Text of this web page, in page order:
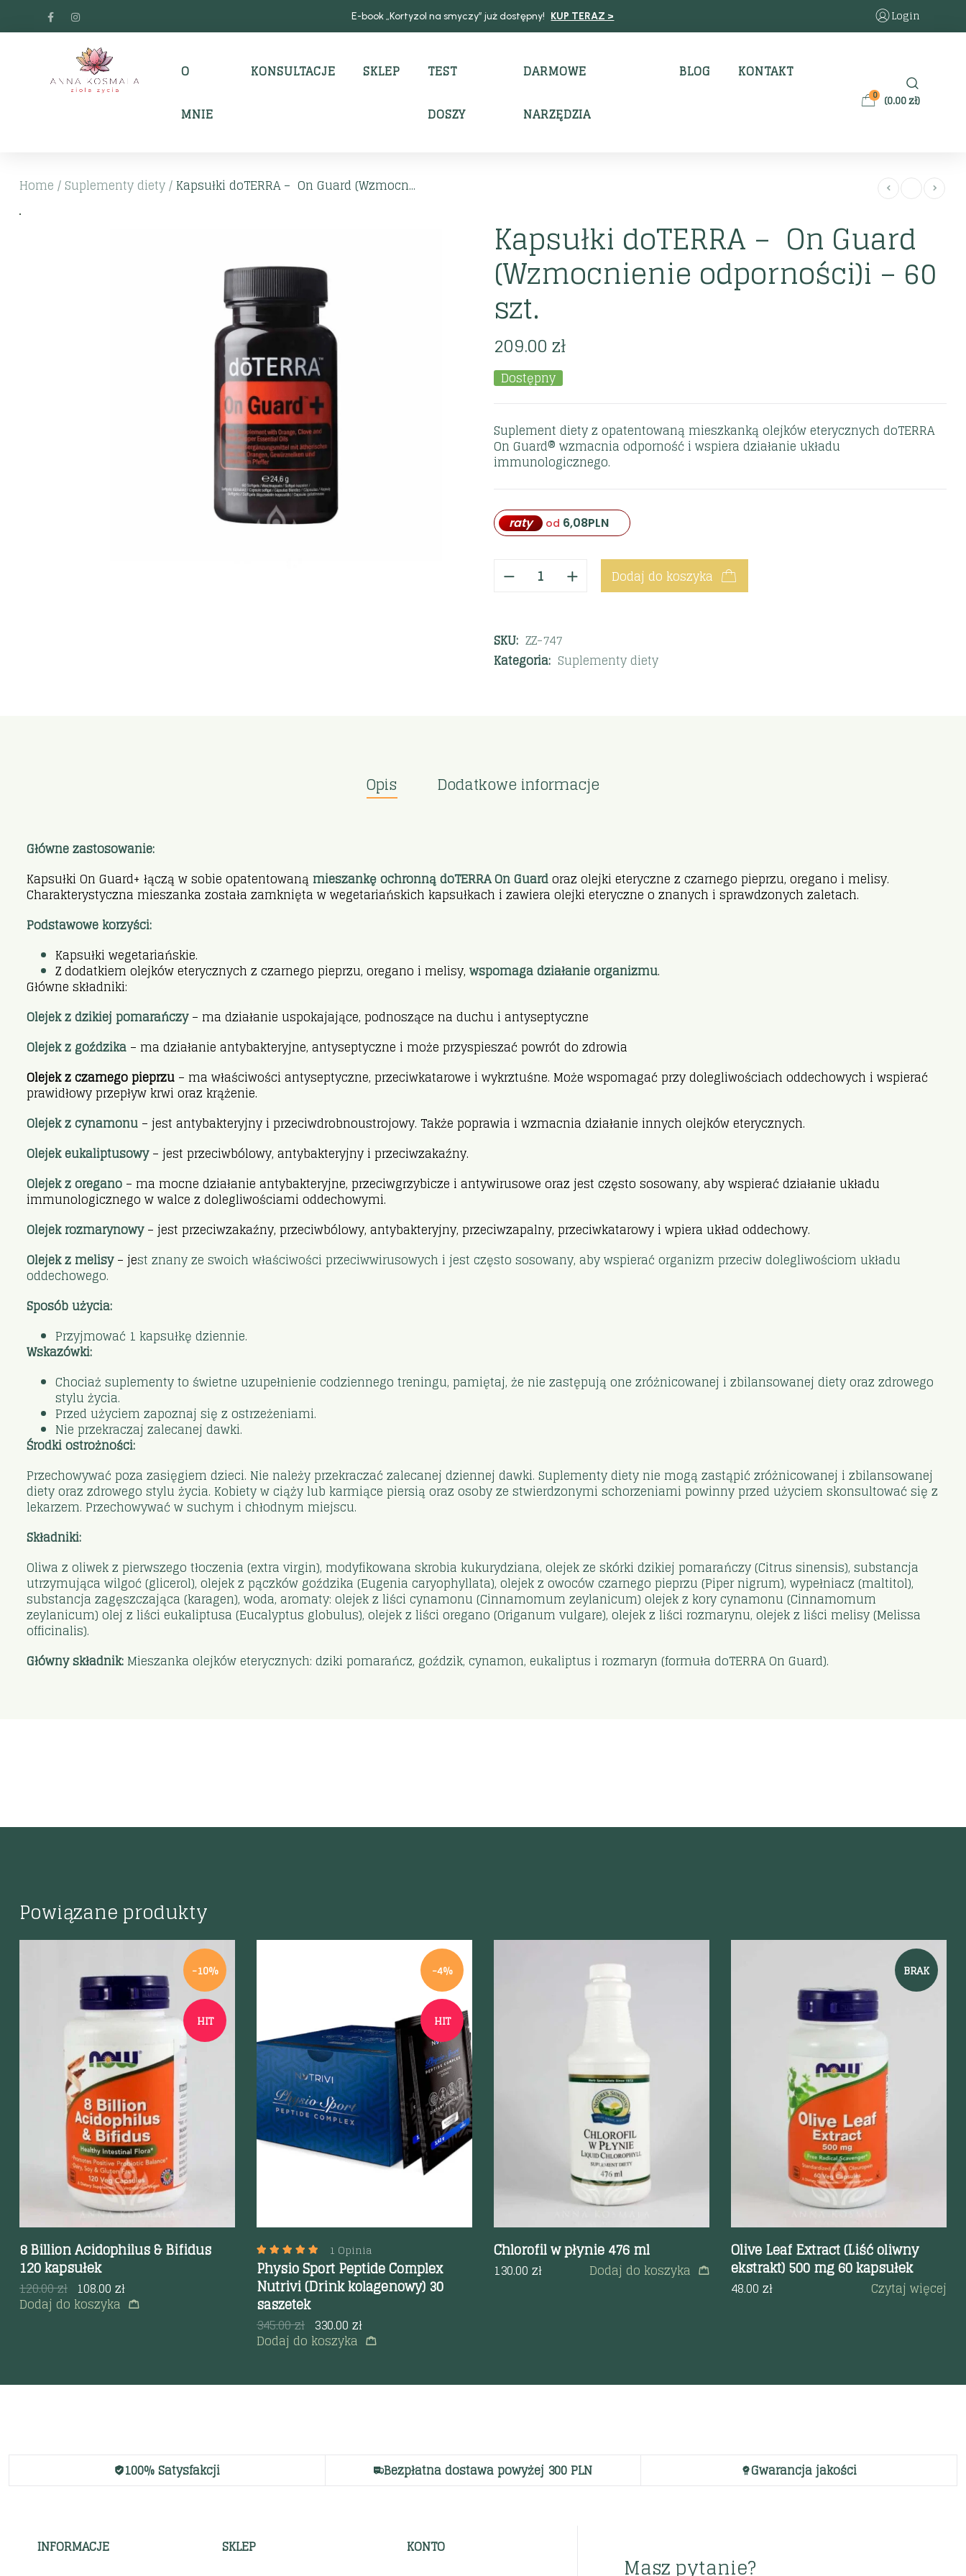
E-book „Kortyzol na smyczy” już dostępny! KUP TERAZ > Login
O
MNIE
KONSULTACJE SKLEP TEST
DOSZY
DARMOWE
NARZĘDZIA
BLOG KONTAKT
0 (0.00zł)
Home / Suplementy diety/ Kapsułki doTERRA – On Guard (Wzmocn...
Kapsułki doTERRA – On Guard
(Wzmocnienie odporności)i – 60
szt.
209.00zł
Dostępny
Suplement diety z opatentowaną mieszkanką olejków eterycznych doTERRA
On Guard® wzmacnia odporność i wspiera działanie układu
immunologicznego.
raty od 6,08PLN
Dodaj do koszyka
SKU: ZZ-747
Kategoria: Suplementy diety
Opis Dodatkowe informacje
Główne zastosowanie:
Kapsułki On Guard+ łączą w sobie opatentowaną mieszankę ochronną doTERRA On Guardoraz olejki eteryczne z czarnego pieprzu, oregano i melisy.
Charakterystyczna mieszanka została zamknięta w wegetariańskich kapsułkach i zawiera olejki eteryczne o znanych i sprawdzonych zaletach.
Podstawowe korzyści:
Kapsułki wegetariańskie.
Z dodatkiem olejków eterycznych z czarnego pieprzu, oregano i melisy, wspomaga działanie organizmu.
Główne składniki:
Olejek z dzikiej pomarańczy – ma działanie uspokajające, podnoszące na duchu i antyseptyczne
Olejek z goździka – ma działanie antybakteryjne, antyseptyczne i może przyspieszać powrót do zdrowia
Olejek z czarnego pieprzu – ma właściwości antyseptyczne, przeciwkatarowe i wykrztuśne. Może wspomagać przy dolegliwościach oddechowych i wspierać
prawidłowy przepływ krwi oraz krążenie.
Olejek z cynamonu – jest antybakteryjny i przeciwdrobnoustrojowy. Także poprawia i wzmacnia działanie innych olejków eterycznych.
Olejek eukaliptusowy– jest przeciwbólowy, antybakteryjny i przeciwzakaźny.
Olejek z oregano – ma mocne działanie antybakteryjne, przeciwgrzybicze i antywirusowe oraz jest często sosowany, aby wspierać działanie układu
immunologicznego w walce z dolegliwościami oddechowymi.
Olejek rozmarynowy– jest przeciwzakaźny, przeciwbólowy, antybakteryjny, przeciwzapalny, przeciwkatarowy i wpiera układ oddechowy.
Olejek z melisy – jest znany ze swoich właściwości przeciwwirusowych i jest często sosowany, aby wspierać organizm przeciw dolegliwościom układu
oddechowego.
Sposób użycia:
Przyjmować 1 kapsułkę dziennie.
Wskazówki:
Chociaż suplementy to świetne uzupełnienie codziennego treningu, pamiętaj, że nie zastępują one zróżnicowanej i zbilansowanej diety oraz zdrowego
stylu życia.
Przed użyciem zapoznaj się z ostrzeżeniami.
Nie przekraczaj zalecanej dawki.
Środki ostrożności:
Przechowywać poza zasięgiem dzieci. Nie należy przekraczać zalecanej dziennej dawki. Suplementy diety nie mogą zastąpić zróżnicowanej i zbilansowanej
diety oraz zdrowego stylu życia. Kobiety w ciąży lub karmiące piersią oraz osoby ze stwierdzonymi schorzeniami powinny przed użyciem skonsultować się z
lekarzem. Przechowywać w suchym i chłodnym miejscu.
Składniki:
Oliwa z oliwek z pierwszego tłoczenia (extra virgin), modyfikowana skrobia kukurydziana, olejek ze skórki dzikiej pomarańczy (Citrus sinensis), substancja
utrzymująca wilgoć (glicerol), olejek z pączków goździka (Eugenia caryophyllata), olejek z owoców czarnego pieprzu (Piper nigrum), wypełniacz (maltitol),
substancja zagęszczająca (karagen), woda, aromaty: olejek z liści cynamonu (Cinnamomum zeylanicum) olejek z kory cynamonu (Cinnamomum
zeylanicum) olej z liści eukaliptusa (Eucalyptus globulus), olejek z liści oregano (Origanum vulgare), olejek z liści rozmarynu, olejek z liści melisy (Melissa
officinalis).
Główny składnik: Mieszanka olejków eterycznych: dziki pomarańcz, goździk, cynamon, eukaliptus i rozmaryn (formuła doTERRA On Guard).
Powiązane produkty
-10%
HIT
Szybki podgląd
8 Billion Acidophilus & Bifidus
120 kapsułek
120.00zł 108.00 zł
Dodaj do koszyka
-4%
HIT
Szybki podgląd
1 Opinia
Physio Sport Peptide Complex
Nutrivi (Drink kolagenowy) 30
saszetek
345.00zł 330.00 zł
Dodaj do koszyka
Szybki podgląd
Chlorofil w płynie 476 ml
130.00 zł Dodaj do koszyka
BRAK
Szybki podgląd
Olive Leaf Extract (Liść oliwny
ekstrakt) 500 mg 60 kapsułek
48.00 zł Czytaj więcej
100% Satysfakcji Bezpłatna dostawa powyżej 300 PLN Gwarancja jakości
INFORMACJE
SKLEP
KONTO
Masz pytanie?